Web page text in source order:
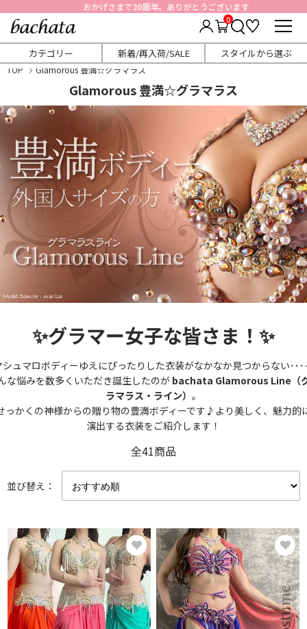
おかげさまで20周年。ありがとうございます
0
カテゴリー 新着/再入荷/SALE スタイルから選ぶ
TOP Glamorous 豊満☆グラマラス
Glamorous 豊満☆グラマラス
✨グラマー女子な皆さま！✨
シュマロボディーゆえにぴったりした衣装がなかなか見つからない･･･
な悩みを数多くいただき誕生したのが bachata Glamorous Line（
ラマラス・ライン） 。
っかくの神様からの贈り物の豊満ボディーです♪より美しく、魅力的
演出する衣装をご紹介します！
全41商品
並び替え：